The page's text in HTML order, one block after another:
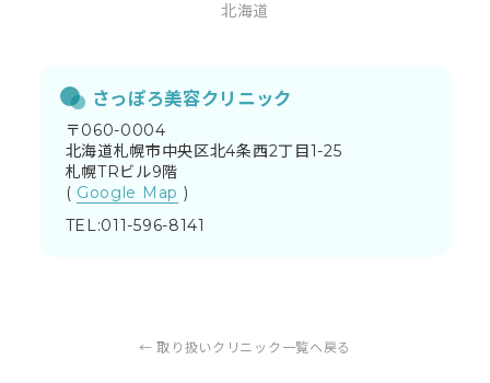
北海道
さっぽろ美容クリニック
〒060-0004
北海道札幌市中央区北4条西2丁目1-25
札幌TRビル9階
( Google Map )
TEL:011-596-8141
← 取り扱いクリニック一覧へ戻る